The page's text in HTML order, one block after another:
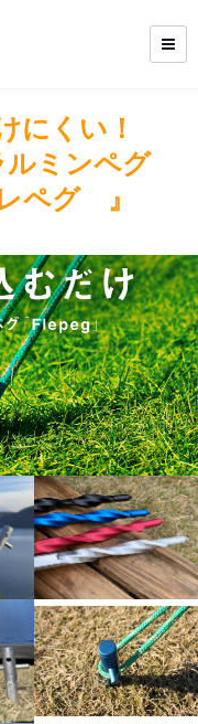
にくい！
ルミンペグ
ペグ 』